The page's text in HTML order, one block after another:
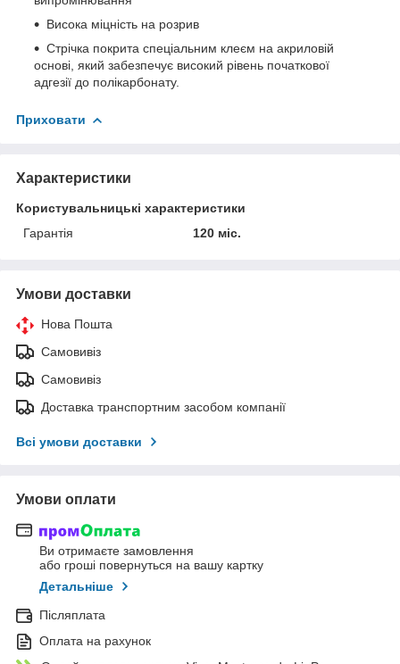
Висока міцність на розрив
Стрічка покрита спеціальним клеєм на акриловій
основі, який забезпечує високий рівень початкової
адгезії до полікарбонату.
Приховати
Характеристики
Користувальницькі характеристики
Гарантія
120 міс.
Умови доставки
Нова Пошта
Самовивіз
Самовивіз
Доставка транспортним засобом компанії
Всі умови доставки
Умови оплати
Ви отримаєте замовлення
або гроші повернуться на вашу картку
Детальніше
Післяплата
Оплата на рахунок